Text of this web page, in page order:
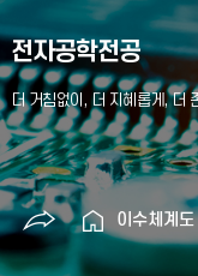
전자공학전공
이수체계도